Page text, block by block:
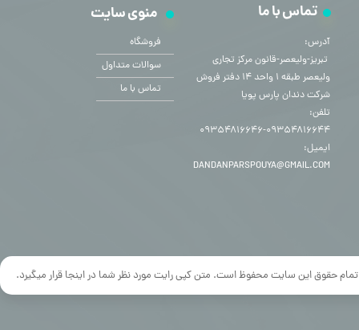
تمام حقوق این سایت محفوظ است. متن کپی رایت مورد نظر شما در اینجا قرار میگیرد.
منوی سایت
فروشگاه
سوالات متداول
تماس با ما
تماس با ما
آدرس:
​​​​​​​ تبریز-ولیعصر-قانون مرکز تجاری
ولیعصر طبقه ۱ واحد ۱۴ دفتر فروش
شرکت دندان پارس پویا
تلفن:
۰۹۳۵۴۸۱۶۶۴۴-۰۹۳۵۴۸۱۶۶۴۶
ایمیل:
DANDANPARSPOUYA@GMAIL.COM